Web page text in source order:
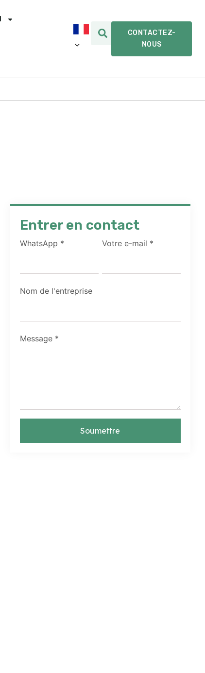
CONTACTEZ-
NOUS
Entrer en contact
WhatsApp * Votre e-mail *
Nom de l'entreprise
Message *
Soumettre